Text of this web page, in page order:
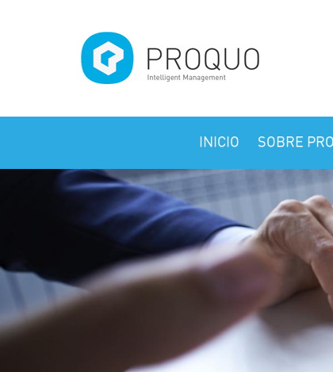
INICIO SOBRE